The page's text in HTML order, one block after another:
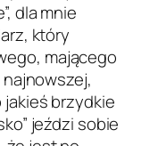
dla mnie
który
mającego
brzydkie
jeździ sobie